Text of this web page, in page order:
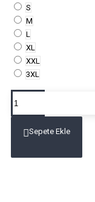
S
M
L
XL
XXL
3XL
Sepete Ekle